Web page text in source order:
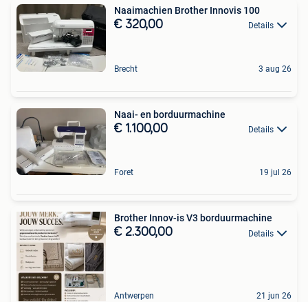
Naaimachien Brother Innovis 100
€ 320,00 Details
Brecht 3 aug 26
Naai- en borduurmachine
€ 1.100,00 Details
Foret 19 jul 26
Brother Innov-is V3 borduurmachine
€ 2.300,00 Details
Antwerpen 21 jun 26